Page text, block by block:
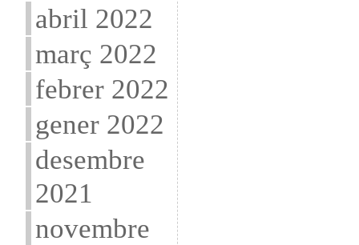
abril 2022
març 2022
febrer 2022
gener 2022
desembre
2021
novembre